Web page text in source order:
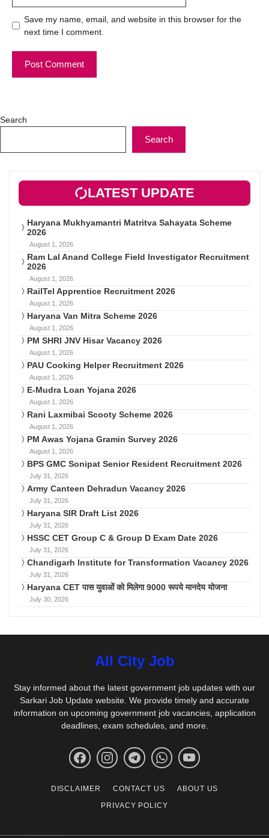
Save my name, email, and website in this browser for the
next time I comment.
Search
Search
LATEST UPDATE
Haryana Mukhyamantri Matritva Sahayata Scheme
2026
August 1, 2026
Ram Lal Anand College Field Investigator Recruitment
2026
August 1, 2026
RailTel Apprentice Recruitment 2026
August 1, 2026
Haryana Van Mitra Scheme 2026
August 1, 2026
PM SHRI JNV Hisar Vacancy 2026
August 1, 2026
PAU Cooking Helper Recruitment 2026
August 1, 2026
E-Mudra Loan Yojana 2026
August 1, 2026
Rani Laxmibai Scooty Scheme 2026
August 1, 2026
PM Awas Yojana Gramin Survey 2026
August 1, 2026
BPS GMC Sonipat Senior Resident Recruitment 2026
July 31, 2026
Army Canteen Dehradun Vacancy 2026
July 31, 2026
Haryana SIR Draft List 2026
July 31, 2026
HSSC CET Group C & Group D Exam Date 2026
July 31, 2026
Chandigarh Institute for Transformation Vacancy 2026
July 31, 2026
Haryana CET पास युवाओं को मिलेगा 9000 रूपये मानदेय योजना
July 30, 2026
All City Job
Stay informed about the latest government job updates with our
Sarkari Job Update website. We provide timely and accurate
information on upcoming government job vacancies, application
deadlines, exam schedules, and more.
DISCLAIMER CONTACT US
ABOUT US
PRIVACY POLICY